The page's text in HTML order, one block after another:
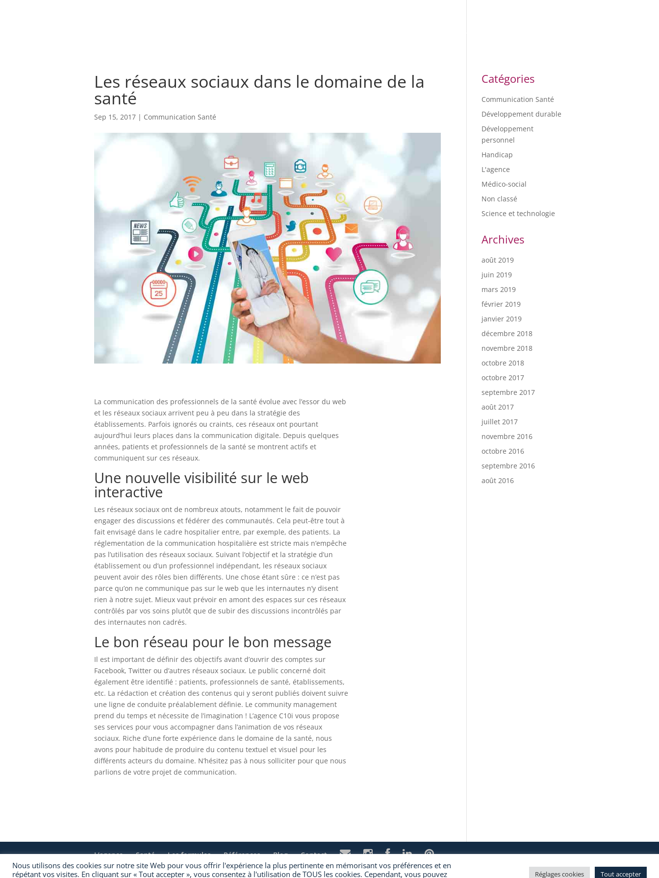
Les réseaux sociaux dans le domaine de la
santé
Sep 15, 2017 | Communication Santé
La communication des professionnels de la santé évolue avec l’essor du web
et les réseaux sociaux arrivent peu à peu dans la stratégie des
établissements. Parfois ignorés ou craints, ces réseaux ont pourtant
aujourd’hui leurs places dans la communication digitale. Depuis quelques
années, patients et professionnels de la santé se montrent actifs et
communiquent sur ces réseaux.
Une nouvelle visibilité sur le web
interactive
Les réseaux sociaux ont de nombreux atouts, notamment le fait de pouvoir
engager des discussions et fédérer des communautés. Cela peut-être tout à
fait envisagé dans le cadre hospitalier entre, par exemple, des patients. La
réglementation de la communication hospitalière est stricte mais n’empêche
pas l’utilisation des réseaux sociaux. Suivant l’objectif et la stratégie d’un
établissement ou d’un professionnel indépendant, les réseaux sociaux
peuvent avoir des rôles bien différents. Une chose étant sûre : ce n’est pas
parce qu’on ne communique pas sur le web que les internautes n’y disent
rien à notre sujet. Mieux vaut prévoir en amont des espaces sur ces réseaux
contrôlés par vos soins plutôt que de subir des discussions incontrôlés par
des internautes non cadrés.
Le bon réseau pour le bon message
Il est important de définir des objectifs avant d’ouvrir des comptes sur
Facebook, Twitter ou d’autres réseaux sociaux. Le public concerné doit
également être identifié : patients, professionnels de santé, établissements,
etc. La rédaction et création des contenus qui y seront publiés doivent suivre
une ligne de conduite préalablement définie. Le community management
prend du temps et nécessite de l’imagination ! L’agence C10i vous propose
ses services pour vous accompagner dans l’animation de vos réseaux
sociaux. Riche d’une forte expérience dans le domaine de la santé, nous
avons pour habitude de produire du contenu textuel et visuel pour les
différents acteurs du domaine. N’hésitez pas à nous solliciter pour que nous
parlions de votre projet de communication.
Catégories
Communication Santé
Développement durable
Développement
personnel
Handicap
L'agence
Médico-social
Non classé
Science et technologie
Archives
août 2019
juin 2019
mars 2019
février 2019
janvier 2019
décembre 2018
novembre 2018
octobre 2018
octobre 2017
septembre 2017
août 2017
juillet 2017
novembre 2016
octobre 2016
septembre 2016
août 2016
L’agence Santé Les formules Références Blog Contact
Nous utilisons des cookies sur notre site Web pour vous offrir l'expérience la plus pertinente en mémorisant vos préférences et en
répétant vos visites. En cliquant sur « Tout accepter », vous consentez à l'utilisation de TOUS les cookies. Cependant, vous pouvez
Réglages cookies Tout accepter